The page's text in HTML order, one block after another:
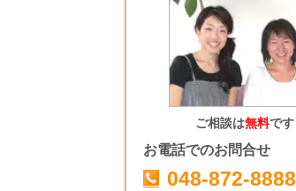
ご相談は無料です
お電話でのお問合せ
048-872-8888